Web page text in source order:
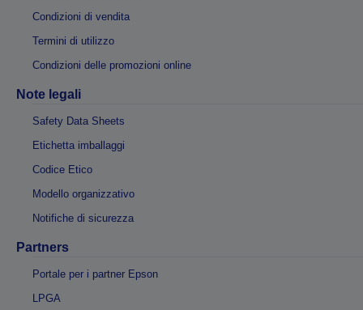
Condizioni di vendita
Termini di utilizzo
Condizioni delle promozioni online
Note legali
Safety Data Sheets
Etichetta imballaggi
Codice Etico
Modello organizzativo
Notifiche di sicurezza
Partners
Portale per i partner Epson
LPGA